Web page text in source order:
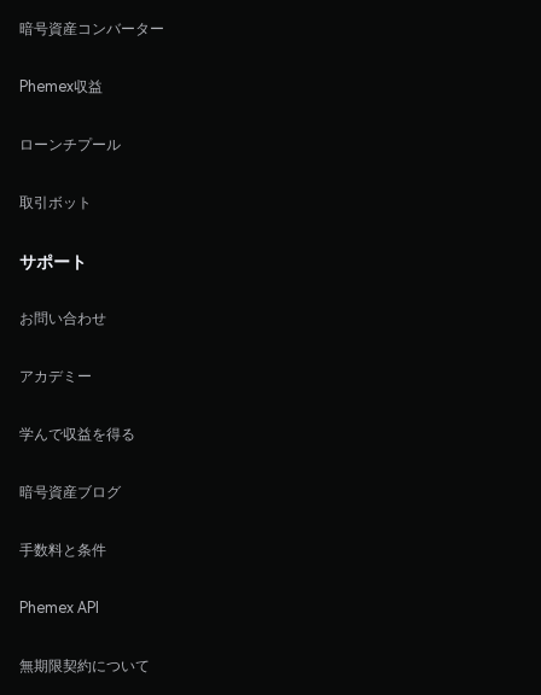
暗号資産コンバーター
Phemex収益
ローンチプール
取引ボット
サポート
お問い合わせ
アカデミー
学んで収益を得る
暗号資産ブログ
手数料と条件
Phemex API
無期限契約について